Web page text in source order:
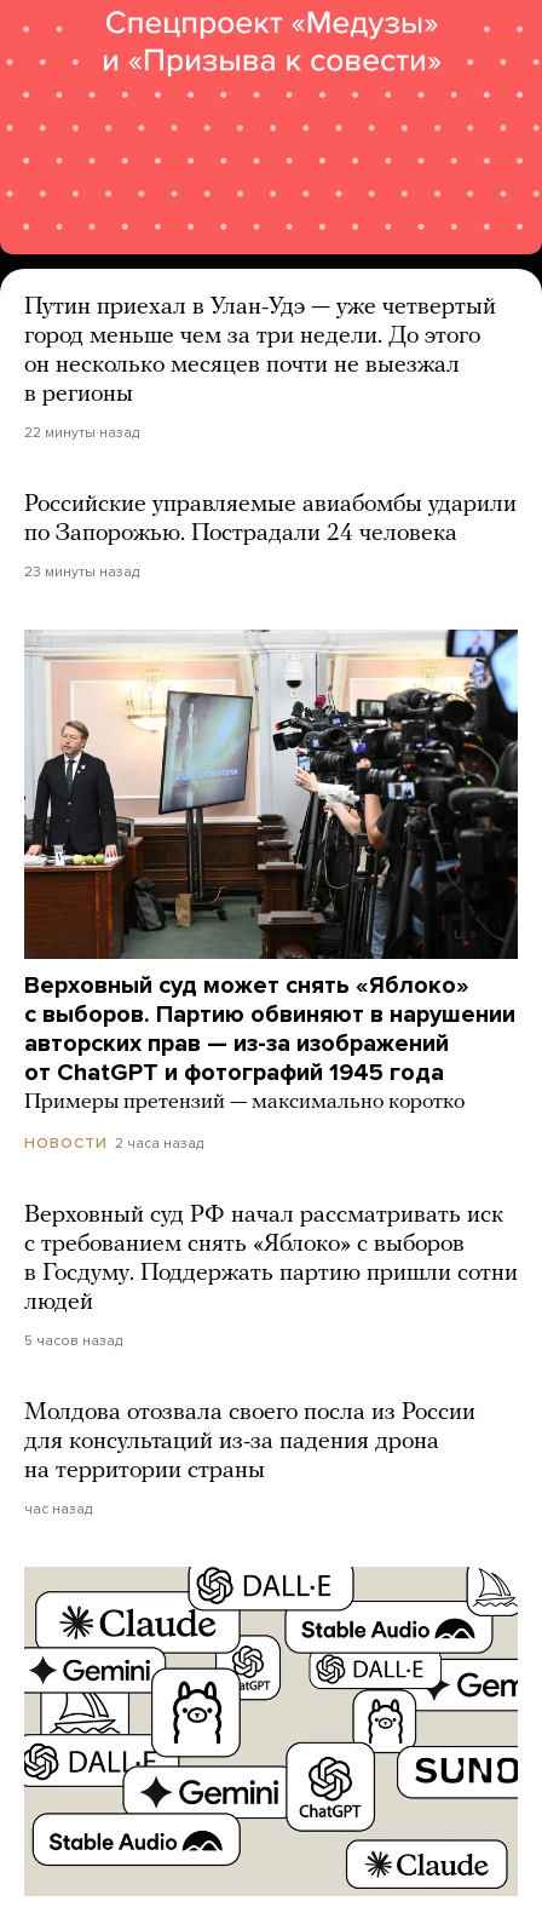
Путин приехал в Улан-Удэ — уже четвертый
город меньше чем за три недели. До этого
он несколько месяцев почти не выезжал
в регионы
22 минуты назад
Российские управляемые авиабомбы ударили
по Запорожью. Пострадали 24 человека
23 минуты назад
Верховный суд может снять «Яблоко»
с выборов. Партию обвиняют в нарушении
авторских прав — из-за изображений
от ChatGPT и фотографий 1945 года
Примеры претензий — максимально коротко
НОВОСТИ 2 часа назад
Верховный суд РФ начал рассматривать иск
с требованием снять «Яблоко» с выборов
в Госдуму. Поддержать партию пришли сотни
людей
5 часов назад
Молдова отозвала своего посла из России
для консультаций из-за падения дрона
на территории страны
час назад